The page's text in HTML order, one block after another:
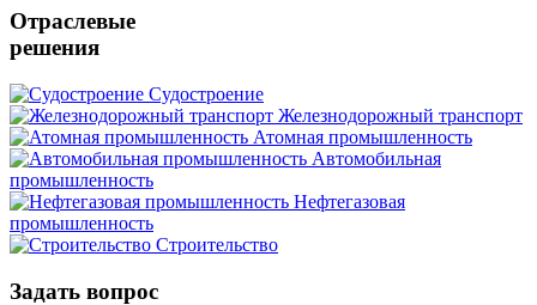
Отраслевые
решения
Судостроение
Железнодорожный транспорт
Атомная промышленность
Автомобильная
промышленность
Нефтегазовая
промышленность
Строительство
Задать вопрос